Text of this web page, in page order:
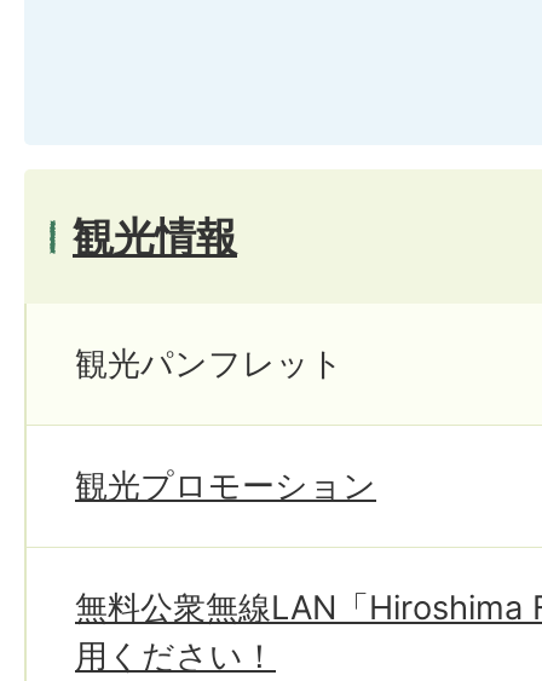
観光情報
観光パンフレット
観光プロモーション
無料公衆無線LAN「Hiroshima
用ください！